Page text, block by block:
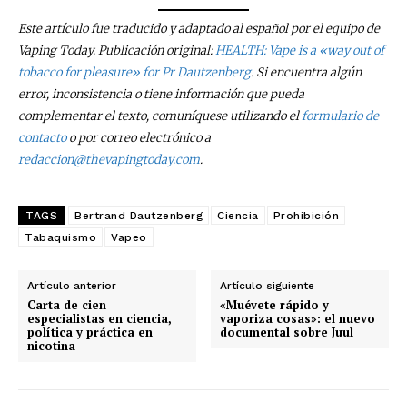
Este artículo fue traducido y adaptado al español por el equipo de
Vaping Today. Publicación original:HEALTH: Vape is a «way out of
tobacco for pleasure» for Pr Dautzenberg. Si encuentra algún
error, inconsistencia o tiene información que pueda
complementar el texto, comuníquese utilizando elformulario de
contactoo por correo electrónico a
redaccion@thevapingtoday.com.
TAGS Bertrand Dautzenberg Ciencia
Prohibición
Tabaquismo
Vapeo
Artículo anterior
Carta de cien
especialistas en ciencia,
política y práctica en
nicotina
Artículo siguiente
«Muévete rápido y
vaporiza cosas»: el nuevo
documental sobre Juul